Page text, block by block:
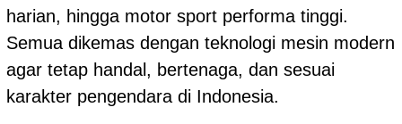
harian, hingga motor sport performa tinggi.
Semua dikemas dengan teknologi mesin modern
agar tetap handal, bertenaga, dan sesuai
karakter pengendara di Indonesia.